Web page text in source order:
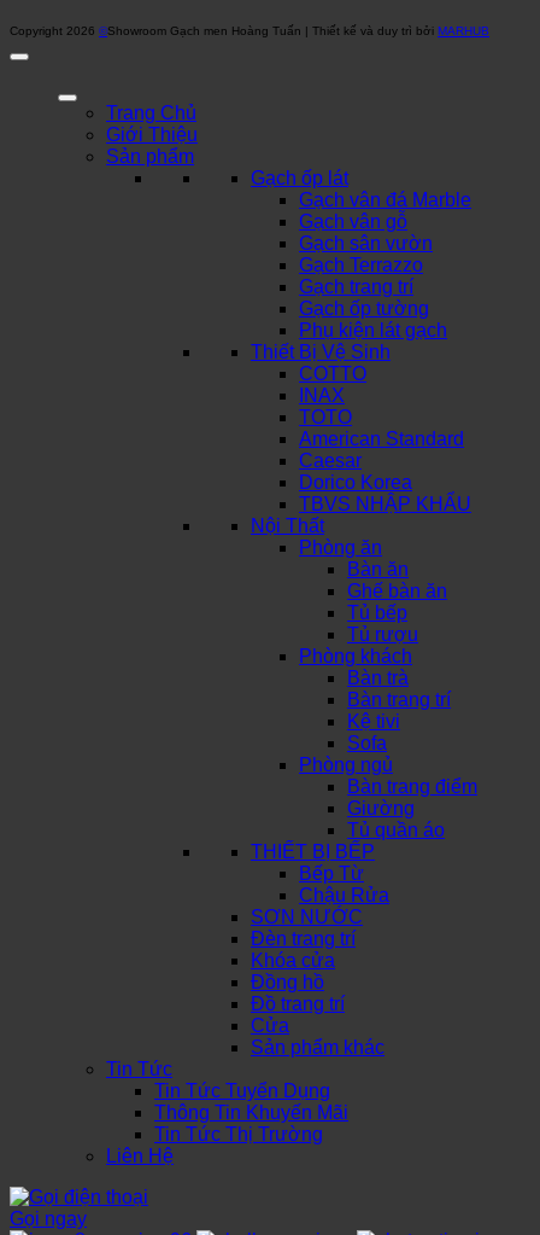
Copyright 2026 ©Showroom Gạch men Hoàng Tuấn | Thiết kế và duy trì bởi MARHUB
Trang Chủ
Giới Thiệu
Sản phẩm
Gạch ốp lát
Gạch vân đá Marble
Gạch vân gỗ
Gạch sân vườn
Gạch Terrazzo
Gạch trang trí
Gạch ốp tường
Phụ kiện lát gạch
Thiết Bị Vệ Sinh
COTTO
INAX
TOTO
American Standard
Caesar
Dorico Korea
TBVS NHẬP KHẨU
Nội Thất
Phòng ăn
Bàn ăn
Ghế bàn ăn
Tủ bếp
Tủ rượu
Phòng khách
Bàn trà
Bàn trang trí
Kệ tivi
Sofa
Phòng ngủ
Bàn trang điểm
Giường
Tủ quần áo
THIẾT BỊ BẾP
Bếp Từ
Chậu Rửa
SƠN NƯỚC
Đèn trang trí
Khóa cửa
Đồng hồ
Đồ trang trí
Cửa
Sản phẩm khác
Tin Tức
Tin Tức Tuyển Dụng
Thông Tin Khuyến Mãi
Tin Tức Thị Trường
Liên Hệ
Gọi ngay